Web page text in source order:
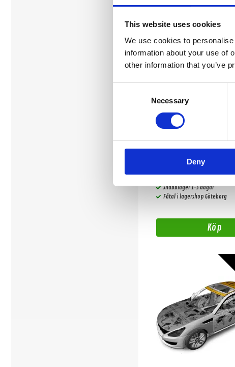
This website uses cookies
We use cookies to
information about your use of
other information that you’ve
Necessary
Deny
DBVOX.MDF.AUDI06 -
Distansring för Audi, dörr fram.
Snabblager 1-3 dagar
Fåtal i lagershop Göteborg
Köp